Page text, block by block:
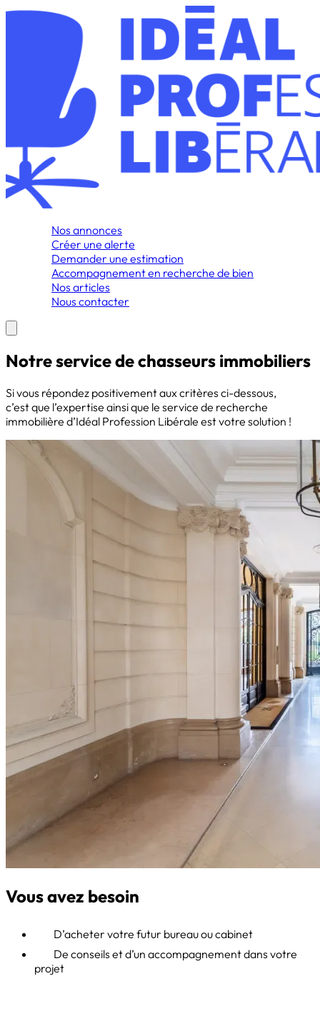
Nos annonces
Créer une alerte
Demander une estimation
Accompagnement en recherche de bien
Nos articles
Nous contacter
Notre servicede chasseurs immobiliers
Si vous répondez positivement aux critères ci-dessous,
c’est que l’expertise ainsi que le service de recherche
immobilière d’Idéal Profession Libérale est votre solution !
Vous avez besoin
D’acheter votre futur bureau ou cabinet
De conseils et d’un accompagnement dans votre
projet